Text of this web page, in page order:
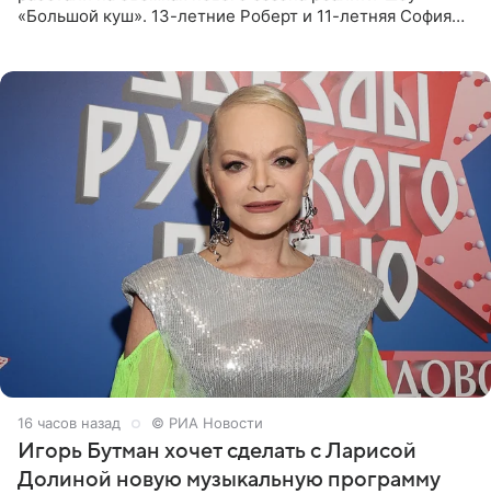
«Большой куш». 13-летние Роберт и 11-летняя София
16 часов назад © РИА Новости
Игорь Бутман хочет сделать с Ларисой
Долиной новую музыкальную программу